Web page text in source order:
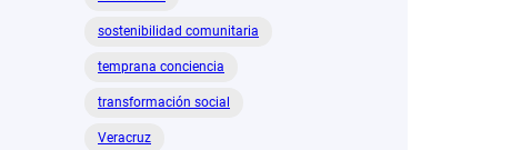
sostenibilidad comunitaria
temprana conciencia
transformación social
Veracruz